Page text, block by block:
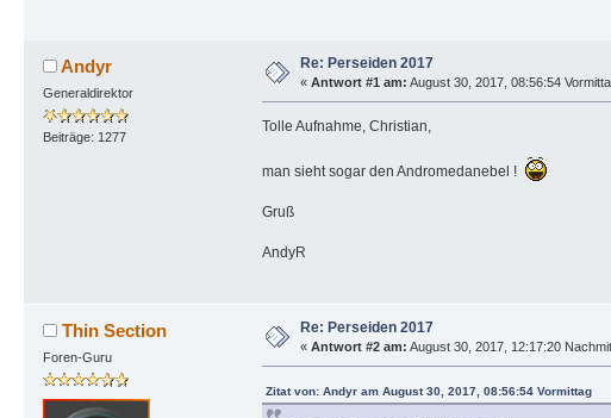
Andyr
Generaldirektor
Beiträge: 1277
Re: Perseiden 2017
« Antwort #1 am: August 30, 2017, 08:56:54
Tolle Aufnahme, Christian,
man sieht sogar den Andromedanebel !
Gruß
AndyR
Thin Section
Foren-Guru
Re: Perseiden 2017
« Antwort #2 am: August 30, 2017, 12:17:20
Zitat von: Andyr am August 30, 2017, 08:56:54 Vormittag